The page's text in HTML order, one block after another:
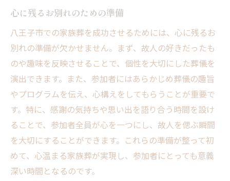
自然がもたらす癒しの効果
八王子市の自然環境を活かした葬儀プラン
穏やかな雰囲気で故人を偲ぶ
自然と共に過ごす最後のひととき
心静まる環境での家族葬の利点
自然が紡ぐ心温まるお別れ
静かな環境で故人を偲ぶ八王子市の家族葬の魅
力
静寂がもたらす心の安らぎ
八王子市の静かな場所での葬儀の利点
心に残るお別れのための準備
八王子市での家族葬を成功させるためには、心に残るお
別れの準備が欠かせません。まず、故人の好きだったも
のや趣味を反映させることで、個性を大切にした葬儀を
演出できます。また、参加者にはあらかじめ葬儀の趣旨
やプログラムを伝え、心構えをしてもらうことが重要で
す。特に、感謝の気持ちや思い出を語り合う時間を設け
ることで、参加者全員が心を一つにし、故人を偲ぶ瞬間
を大切にすることができます。これらの準備が整って初
めて、心温まる家族葬が実現し、参加者にとっても意義
深い時間となるのです。